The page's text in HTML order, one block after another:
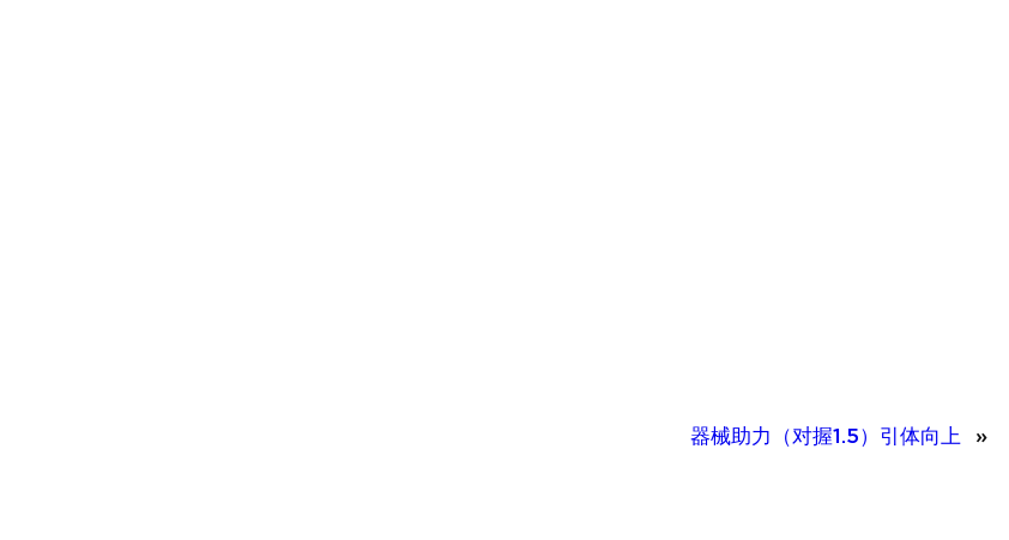
器械助力（对握1.5）引体向上 »